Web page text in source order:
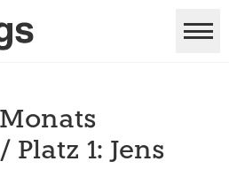
Platz 1: Jens